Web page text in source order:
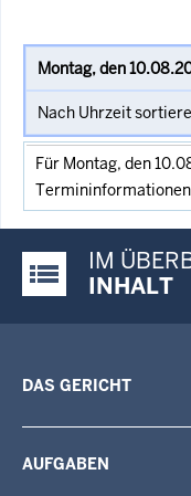
Für Montag, den
Justiz-Portal im
IM
INHALT
DAS GERICHT
AUFGABEN